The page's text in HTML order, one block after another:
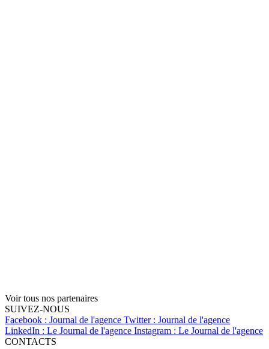
Voir tous nos partenaires
SUIVEZ-NOUS
Facebook : Journal de l'agence Twitter : Journal de l'agence
LinkedIn : Le Journal de l'agence Instagram : Le Journal de l'agence
CONTACTS